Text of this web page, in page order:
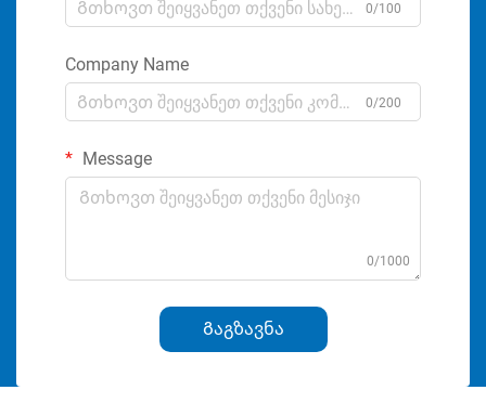
0/100
Company Name
0/200
Message
0/1000
Გაგზავნა